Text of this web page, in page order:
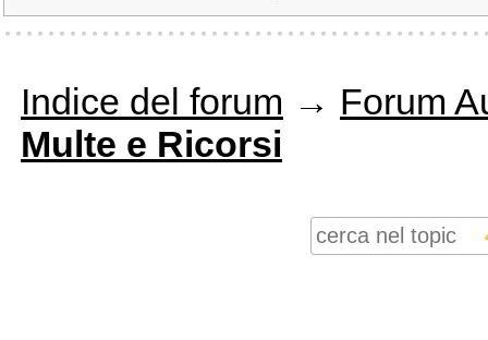
Indice del forum → Forum
Multe e Ricorsi